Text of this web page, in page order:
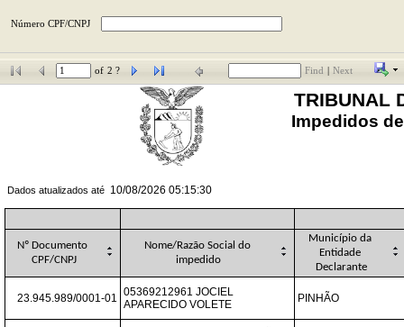
Número CPF/CNPJ
of 2 ? Find Next
TRIBUNAL
Impedidos
Dados atualizados até 10/08/2026 05:15:30
Nº Documento
CPF/CNPJ
Nome/Razão Social do
impedido
Município da
Entidade
Declarante
23.945.989/0001-01 05369212961 JOCIEL
APARECIDO VOLETE
PINHÃO